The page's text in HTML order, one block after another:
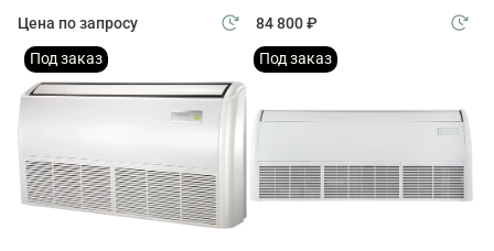
Цена по запросу
84 800 ₽
Под заказ Под заказ